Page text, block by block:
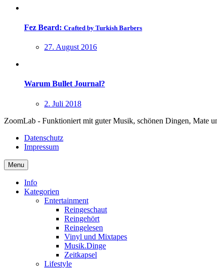
Fez Beard: Crafted by Turkish Barbers
27. August 2016
Warum Bullet Journal?
2. Juli 2018
ZoomLab - Funktioniert mit guter Musik, schönen Dingen, Mate
Datenschutz
Impressum
Menu
Info
Kategorien
Entertainment
Reingeschaut
Reingehört
Reingelesen
Vinyl und Mixtapes
Musik.Dinge
Zeitkapsel
Lifestyle